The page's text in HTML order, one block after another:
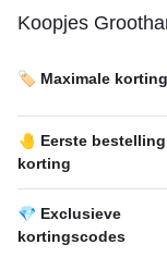
Koopjes
🏷️ Maximale korting
🤚 Eerste bestelling
korting
💎 Exclusieve
kortingscodes